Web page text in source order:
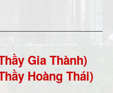
Gia Thành)
Hoàng Thái)